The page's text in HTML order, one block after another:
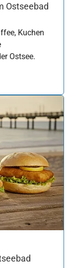
Ostseebad
Kuchen
Ostsee.